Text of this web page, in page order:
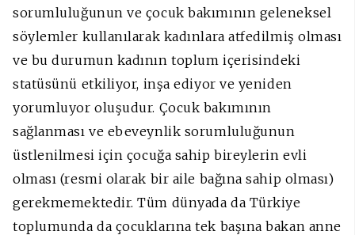
sorumluluğunun ve çocuk bakımının geleneksel
söylemler kullanılarak kadınlara atfedilmiş olması
ve bu durumun kadının toplum içerisindeki
statüsünü etkiliyor, inşa ediyor ve yeniden
yorumluyor oluşudur. Çocuk bakımının
sağlanması ve ebeveynlik sorumluluğunun
üstlenilmesi için çocuğa sahip bireylerin evli
olması (resmi olarak bir aile bağına sahip olması)
gerekmemektedir. Tüm dünyada da Türkiye
toplumunda da çocuklarına tek başına bakan anne